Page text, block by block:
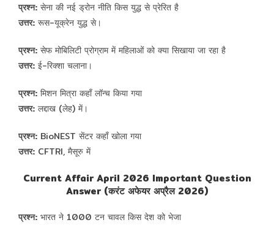
प्रश्न:सेना की नई ड्रोन नीति किस युद्ध से प्रेरित है
उत्तर:रूस-यूक्रेन युद्ध से।
प्रश्न:सेफ मोबिलिटी प्रोग्राम में महिलाओं को क्या सिखाया जा रहा है
उत्तर:ई-रिक्शा चलाना।
प्रश्न:मिशन मित्रा कहाँ लॉन्च किया गया
उत्तर:लद्दाख (लेह) में।
प्रश्न:BioNEST सेंटर कहाँ खोला गया
उत्तर:CFTRI, मैसूरु में
Current Affair April 2026 Important Question
Answer (करंट अफेयर अप्रैल 2026)
प्रश्न:भारत ने 1000 टन चावल किस देश को भेजा